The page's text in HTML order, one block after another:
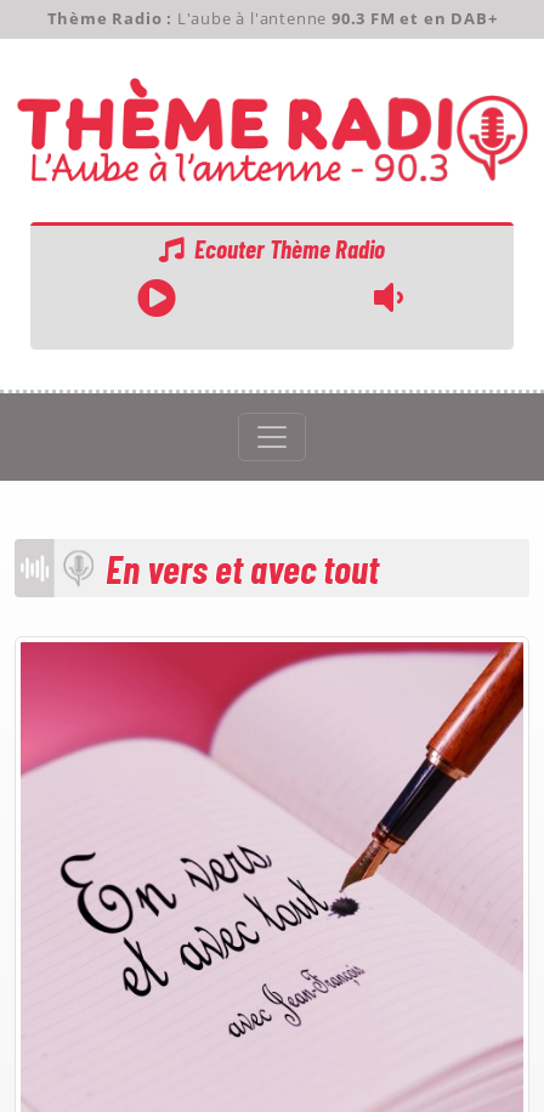
Thème Radio : L'aube à l'antenne 90.3 FM et en DAB+
Ecouter Thème Radio
En vers et avec tout